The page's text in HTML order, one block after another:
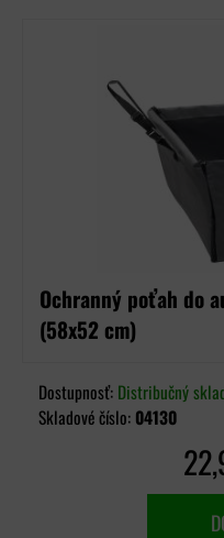
Ochranný poťah do
(58x52 cm)
Dostupnosť: Distribučný
Skladové číslo: 04130